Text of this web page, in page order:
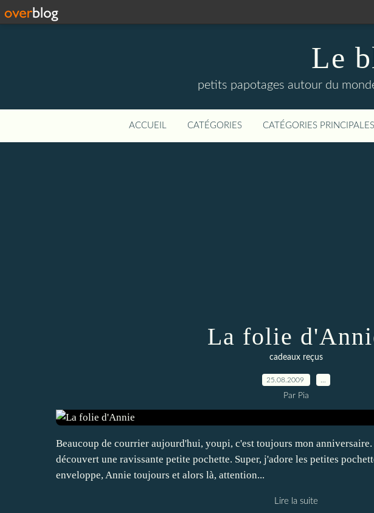
Le
petits papotages autour du
ACCUEIL CATÉGORIES CATÉGORIES PRINCIPALES
La folie
cadeaux reçus
25.08.2009
Par Pia
Beaucoup de courrier aujourd'hui, youpi, c'est toujours mon
découvert une ravissante petite pochette. Super, j'adore les petites
enveloppe, Annie toujours et alors là, attention...
Lire la suite